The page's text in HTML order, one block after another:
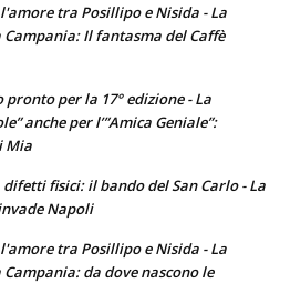
tra Posillipo e Nisida - La
Campania: Il fantasma del Caffè
per la 17° edizione - La
anche per l’”Amica Geniale”:
Mia
fisici: il bando del San Carlo - La
Napoli
tra Posillipo e Nisida - La
Campania: da dove nascono le